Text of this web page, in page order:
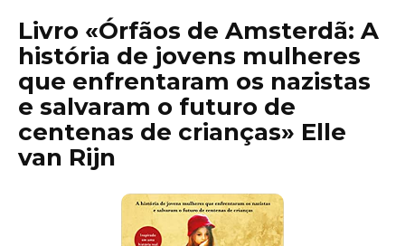
Livro «Órfãos de Amsterdã: A
história de jovens mulheres
que enfrentaram os nazistas
e salvaram o futuro de
centenas de crianças» Elle
van Rijn